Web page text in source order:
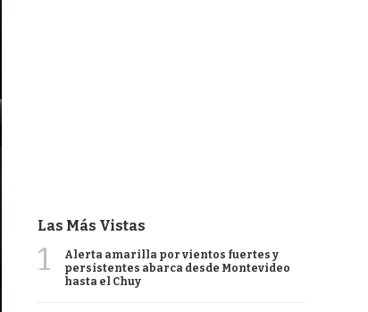
Las Más Vistas
1
Alerta amarilla por vientos fuertes y
persistentes abarca desde Montevideo
hasta el Chuy